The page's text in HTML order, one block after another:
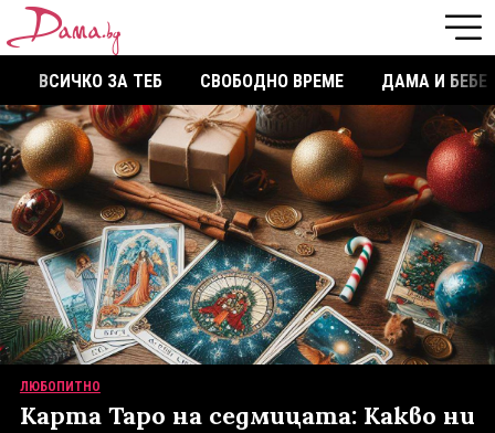
ВСИЧКО ЗА ТЕБ СВОБОДНО ВРЕМЕ ДАМА И БЕБЕ
ЛЮБОПИТНО
Карта Таро на седмицата: Какво ни